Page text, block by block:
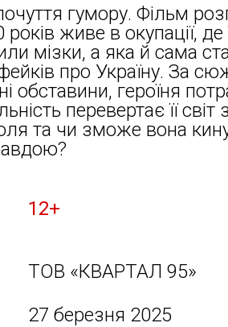
гумору. Фільм
років живе в окупації,
мізки, а яка й сама
про Україну. За
обставини, героїня
перевертає її світ
та чи зможе вона
12+
ТОВ «КВАРТАЛ 95»
27 березня 2025